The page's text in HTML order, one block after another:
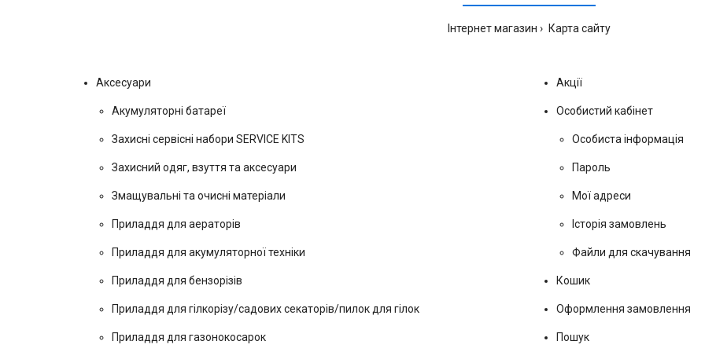
Інтернет магазин Карта сайту
Аксесуари
Акумуляторні батареї
Захисні сервісні набори SERVICE KITS
Захисний одяг, взуття та аксесуари
Змащувальні та очисні матеріали
Приладдя для аераторів
Приладдя для акумуляторної техніки
Приладдя для бензорізів
Приладдя для гілкорізу/садових секаторів/пилок для гілок
Приладдя для газонокосарок
Акції
Особистий кабінет
Особиста інформація
Пароль
Мої адреси
Історія замовлень
Файли для скачування
Кошик
Оформлення замовлення
Пошук